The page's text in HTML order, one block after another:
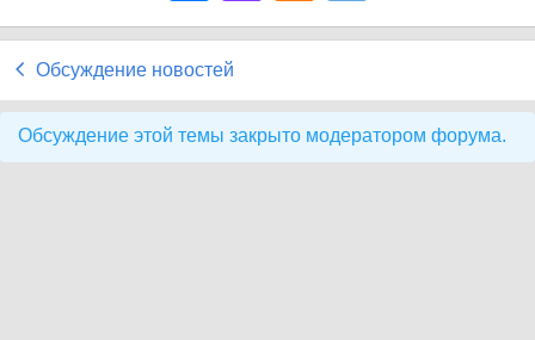
Обсуждение новостей
Обсуждение этой темы закрыто модератором форума.